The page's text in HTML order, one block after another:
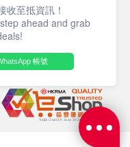
關注我們
收至抵資訊！
ahead and grab
帳號